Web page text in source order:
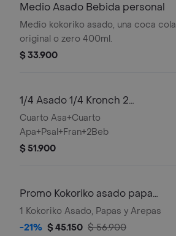
Medio Asado Bebida personal
Medio kokoriko asado, una coca cola
original o zero 400ml.
$ 33.900
1/4 Asado 1/4 Kronch 2
Acompañamientos
Cuarto Asa+Cuarto
Apa+Psal+Fran+2Beb
$ 51.900
Promo Kokoriko asado papa
arepa
1 Kokoriko Asado, Papas y Arepas
-21% $ 45.150 $ 56.900